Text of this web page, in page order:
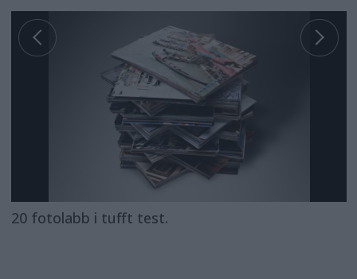
20 fotolabb i tufft test.